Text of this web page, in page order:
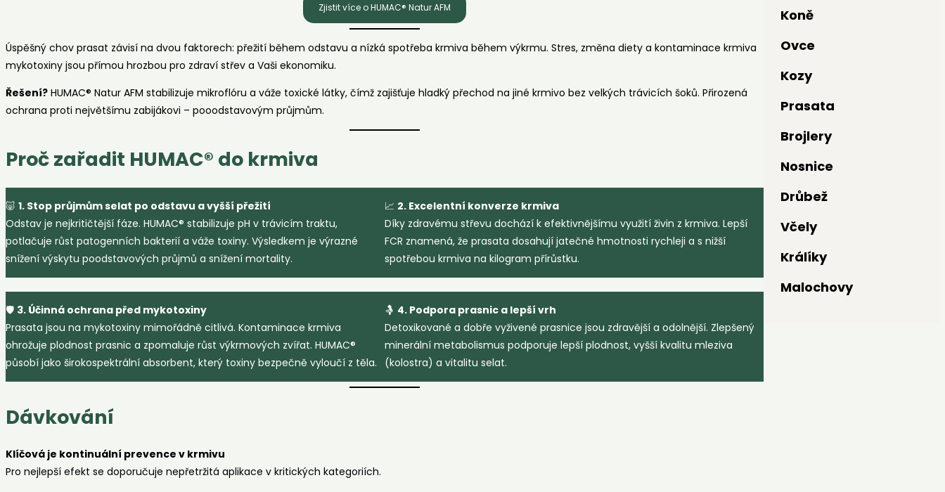
Zjistit více o HUMAC® Natur AFM
Úspěšný chov prasat závisí na dvou faktorech: přežití během odstavu a nízká spotřeba krmiva během výkrmu. Stres, změna diety a kontaminace krmiva
mykotoxiny jsou přímou hrozbou pro zdraví střev a Vaši ekonomiku.
Řešení? HUMAC® Natur AFM stabilizuje mikroflóru a váže toxické látky, čímž zajišťuje hladký přechod na jiné krmivo bez velkých trávicích šoků. Přirozená
ochrana proti největšímu zabijákovi – pooodstavovým průjmům.
Proč zařadit HUMAC® do krmiva
🐷 1. Stop průjmům selat po odstavu a vyšší přežití
Odstav je nejkritičtější fáze. HUMAC® stabilizuje pH v trávicím traktu,
potlačuje růst patogenních bakterií a váže toxiny. Výsledkem je výrazné
snížení výskytu poodstavových průjmů a snížení mortality.
📈 2. Excelentní konverze krmiva
Díky zdravému střevu dochází k efektivnějšímu využití živin z krmiva. Lepší
FCR znamená, že prasata dosahují jatečné hmotnosti rychleji a s nižší
spotřebou krmiva na kilogram přírůstku.
🛡️ 3. Účinná ochrana před mykotoxiny
Prasata jsou na mykotoxiny mimořádně citlivá. Kontaminace krmiva
ohrožuje plodnost prasnic a zpomaluje růst výkrmových zvířat. HUMAC®
působí jako širokospektrální absorbent, který toxiny bezpečně vyloučí z těla.
🤱 4. Podpora prasnic a lepší vrh
Detoxikované a dobře vyživené prasnice jsou zdravější a odolnější. Zlepšený
minerální metabolismus podporuje lepší plodnost, vyšší kvalitu mleziva
(kolostra) a vitalitu selat.
Dávkování
Klíčová je kontinuální prevence v krmivu
Pro nejlepší efekt se doporučuje nepřetržitá aplikace v kritických kategoriích.
Koně
Ovce
Kozy
Prasata
Brojlery
Nosnice
Drůbež
Včely
Králíky
Malochovy